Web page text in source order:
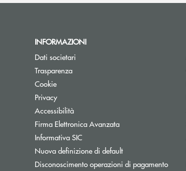
INFORMAZIONI
Dati societari
Trasparenza
Cookie
Privacy
Accessibilità
Firma Elettronica Avanzata
Informativa SIC
Nuova definizione di default
Disconoscimento operazioni di pagamento